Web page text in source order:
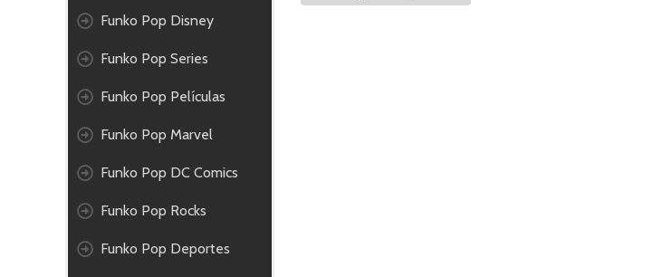
Funko Pop Disney
Funko Pop Series
Funko Pop Películas
Funko Pop Marvel
Funko Pop DC Comics
Funko Pop Rocks
Funko Pop Deportes